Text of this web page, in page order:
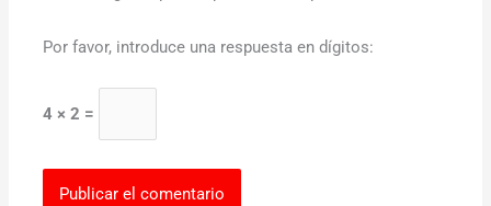
Por favor, introduce una respuesta en dígitos:
4 × 2 =